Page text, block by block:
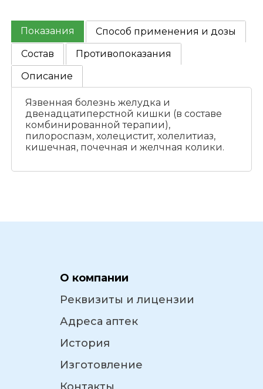
Показания
Способ применения и дозы
Состав
Противопоказания
Описание
Язвенная болезнь желудка и
двенадцатиперстной кишки (в составе
комбинированной терапии),
пилороспазм, холецистит, холелитиаз,
кишечная, почечная и желчная колики.
О компании
Реквизиты и лицензии
Адреса аптек
История
Изготовление